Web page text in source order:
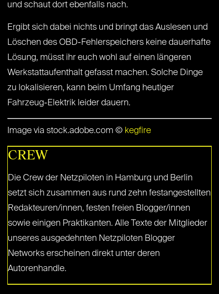
und schaut dort ebenfalls nach.
Ergibt sich dabei nichts und bringt das Auslesen und
Löschen des OBD-Fehlerspeichers keine dauerhafte
Lösung, müsst ihr euch wohl auf einen längeren
Werkstattaufenthalt gefasst machen. Solche Dinge
zu lokalisieren, kann beim Umfang heutiger
Fahrzeug-Elektrik leider dauern.
Image via stock.adobe.com © kegfire
CREW
Die Crew der Netzpiloten in Hamburg und Berlin
setzt sich zusammen aus rund zehn festangestellten
Redakteuren/innen, festen freien Blogger/innen
sowie einigen Praktikanten. Alle Texte der Mitglieder
unseres ausgedehnten Netzpiloten Blogger
Networks erscheinen direkt unter deren
Autorenhandle.